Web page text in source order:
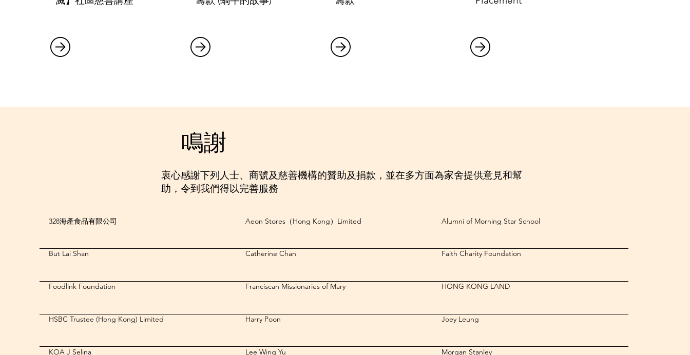
328海產食品有限公司 Aeon Stores（Hong Kong）Limited Alumni of Morning Star School
But Lai Shan Catherine Chan Faith Charity Foundation
Foodlink Foundation Franciscan Missionaries of Mary HONG KONG LAND
HSBC Trustee (Hong Kong) Limited Harry Poon Joey Leung
KOA J Selina Lee Wing Yu Morgan Stanley
鳴謝
衷心感謝下列人士、商號及慈善機構的贊助及捐款，並在多方面為家舍提供意見和幫
助，令到我們得以完善服務